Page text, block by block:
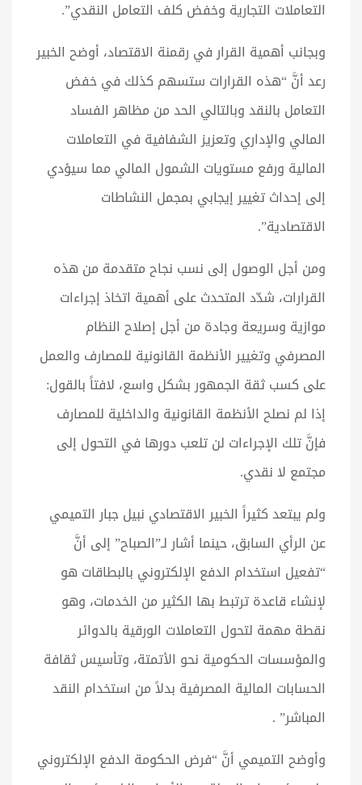
التعاملات التجارية وخفض كلف التعامل النقدي”.
وبجانب أهمية القرار في رقمنة الاقتصاد، أوضح الخبير
رعد أنَّ “هذه القرارات ستسهم كذلك في خفض
التعامل بالنقد وبالتالي الحد من مظاهر الفساد
المالي والإداري وتعزيز الشفافية في التعاملات
المالية ورفع مستويات الشمول المالي مما سيؤدي
إلى إحداث تغيير إيجابي بمجمل النشاطات
الاقتصادية”.
ومن أجل الوصول إلى نسب نجاح متقدمة من هذه
القرارات، شدّد المتحدث على أهمية اتخاذ إجراءات
موازية وسريعة وجادة من أجل إصلاح النظام
المصرفي وتغيير الأنظمة القانونية للمصارف والعمل
على كسب ثقة الجمهور بشكل واسع، لافتاً بالقول:
إذا لم نصلح الأنظمة القانونية والداخلية للمصارف
فإنَّ تلك الإجراءات لن تلعب دورها في التحول إلى
مجتمع لا نقدي.
ولم يبتعد كثيراً الخبير الاقتصادي نبيل جبار التميمي
عن الرأي السابق، حينما أشار لـ”الصباح” إلى أنَّ
“تفعيل استخدام الدفع الإلكتروني بالبطاقات هو
لإنشاء قاعدة ترتبط بها الكثير من الخدمات، وهو
نقطة مهمة لتحول التعاملات الورقية بالدوائر
والمؤسسات الحكومية نحو الأتمتة، وتأسيس ثقافة
الحسابات المالية المصرفية بدلاً من استخدام النقد
المباشر” .
وأوضح التميمي أنَّ “فرض الحكومة الدفع الإلكتروني